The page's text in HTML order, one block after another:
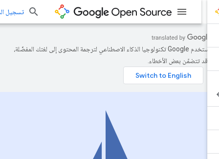
تسجيل
تستخدم Google تكنولوجيا الذكاء الاصطناعي لترجمة المحتوى إلى لغتك المفضّلة،
تتضمّن بعض الأخطاء.